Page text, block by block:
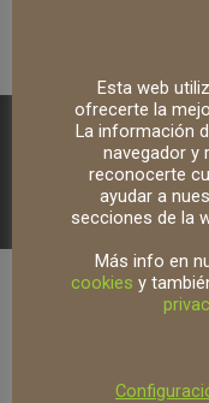
© 2026 Ficosterra -
Esta web
ofrecerte la
La información
navegador y
reconocerte
ayudar a
secciones de la
Más info en
cookies y